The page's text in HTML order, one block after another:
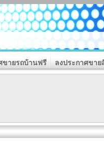
ขายรถบ้านฟรี ลงประกาศขา